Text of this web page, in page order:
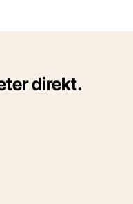
direkt.